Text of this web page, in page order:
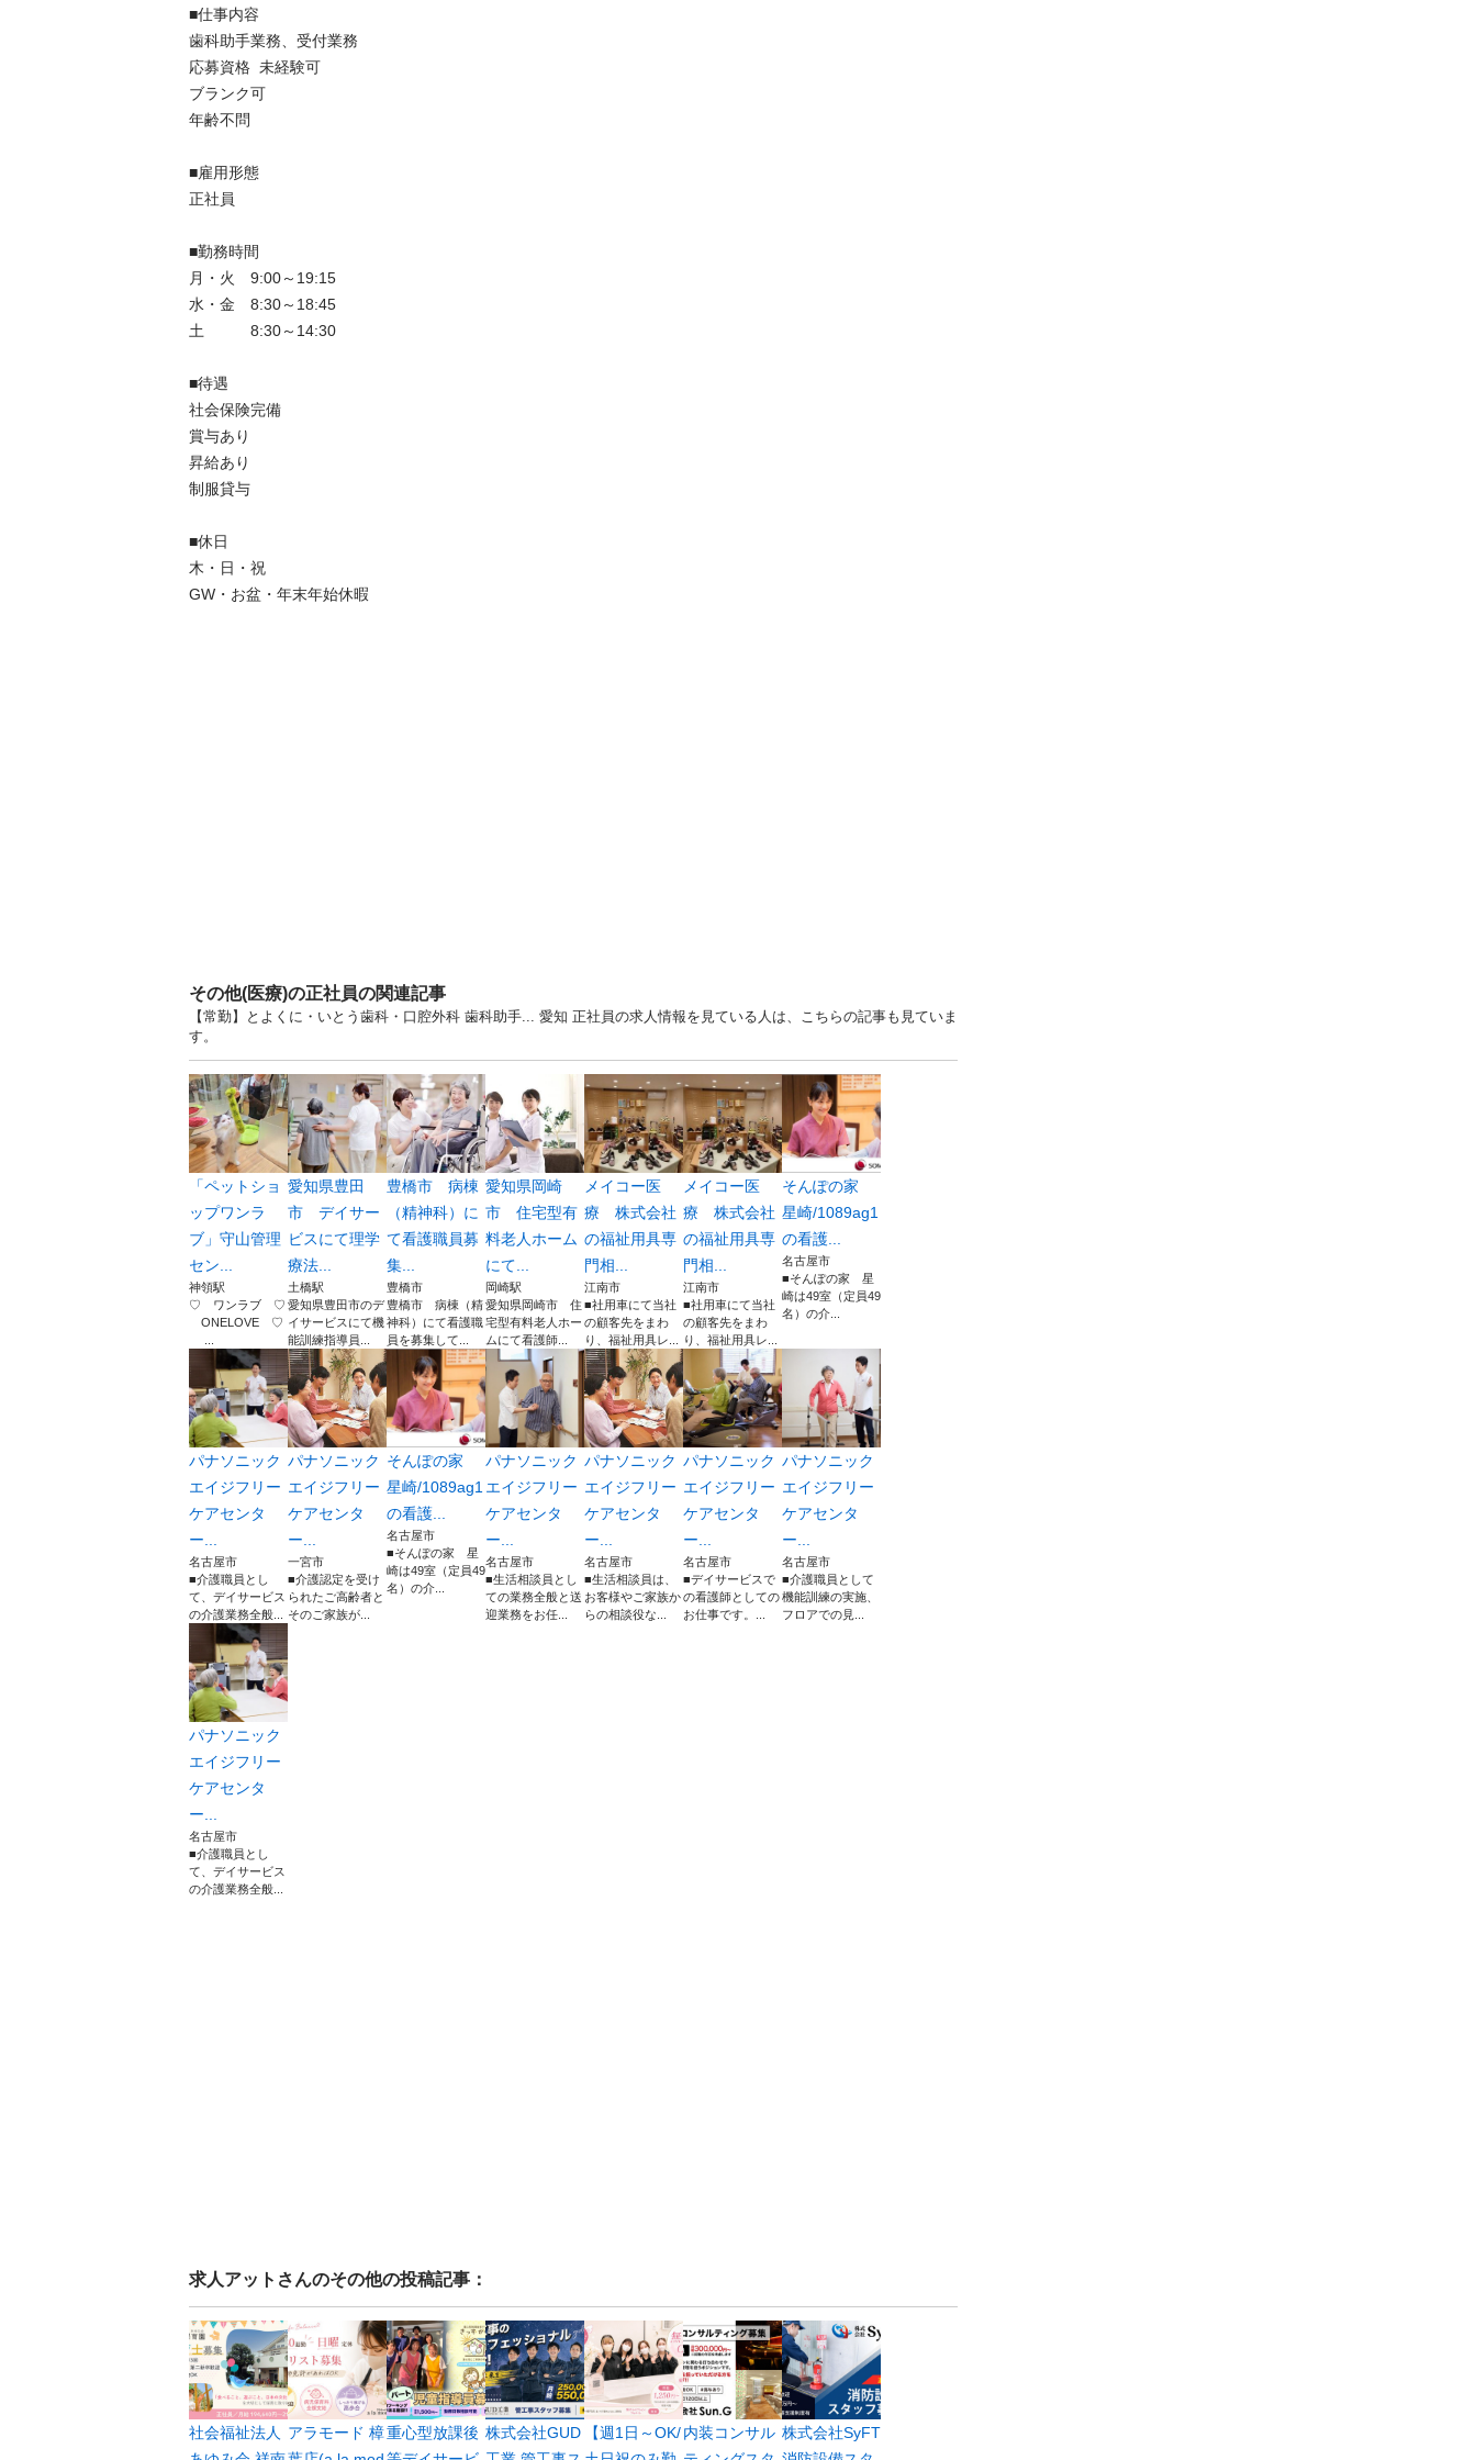
■仕事内容
歯科助手業務、受付業務
応募資格	未経験可
ブランク可
年齢不問
■雇用形態
正社員
■勤務時間
月・火　9:00～19:15
水・金　8:30～18:45
土　　　8:30～14:30
■待遇
社会保険完備
賞与あり
昇給あり
制服貸与
■休日
木・日・祝
GW・お盆・年末年始休暇
その他(医療)の正社員の関連記事
【常勤】とよくに・いとう歯科・口腔外科 歯科助手... 愛知 正社員の求人情報を見ている人は、こちらの記事も見ていま
す。
「ペットショ
ップワンラ
ブ」守山管理
セン...
神領駅
♡ ワンラブ ♡
ONELOVE ♡
愛知県豊田
市 デイサー
ビスにて理学
療法...
土橋駅
愛知県豊田市のデ
イサービスにて機
能訓練指導員...
豊橋市 病棟
（精神科）に
て看護職員募
集...
豊橋市
豊橋市 病棟（精
神科）にて看護職
員を募集して...
愛知県岡崎
市 住宅型有
料老人ホーム
にて...
岡崎駅
愛知県岡崎市 住
宅型有料老人ホー
ムにて看護師...
メイコー医
療 株式会社
の福祉用具専
門相...
江南市
■社用車にて当社
の顧客先をまわ
り、福祉用具レ...
メイコー医
療 株式会社
の福祉用具専
門相...
江南市
■社用車にて当社
の顧客先をまわ
り、福祉用具レ...
そんぽの家
星崎/1089ag1
の看護...
名古屋市
■そんぽの家 星
崎は49室（定員49
名）の介...
パナソニック
エイジフリー
ケアセンタ
ー...
名古屋市
■介護職員とし
て、デイサービス
の介護業務全般...
パナソニック
エイジフリー
ケアセンタ
ー...
一宮市
■介護認定を受け
られたご高齢者と
そのご家族が...
そんぽの家
星崎/1089ag1
の看護...
名古屋市
■そんぽの家 星
崎は49室（定員49
名）の介...
パナソニック
エイジフリー
ケアセンタ
ー...
名古屋市
■生活相談員とし
ての業務全般と送
迎業務をお任...
パナソニック
エイジフリー
ケアセンタ
ー...
名古屋市
■生活相談員は、
お客様やご家族か
らの相談役な...
パナソニック
エイジフリー
ケアセンタ
ー...
名古屋市
■デイサービスで
の看護師としての
お仕事です。...
パナソニック
エイジフリー
ケアセンタ
ー...
名古屋市
■介護職員として
機能訓練の実施、
フロアでの見...
パナソニック
エイジフリー
ケアセンタ
ー...
名古屋市
■介護職員とし
て、デイサービス
の介護業務全般...
求人アット さんのその他の投稿記事：
社会福祉法人
アラモード 樟重心型放課後 株式会社GUD
【週1日～OK/内装コンサル 株式会社SyFT